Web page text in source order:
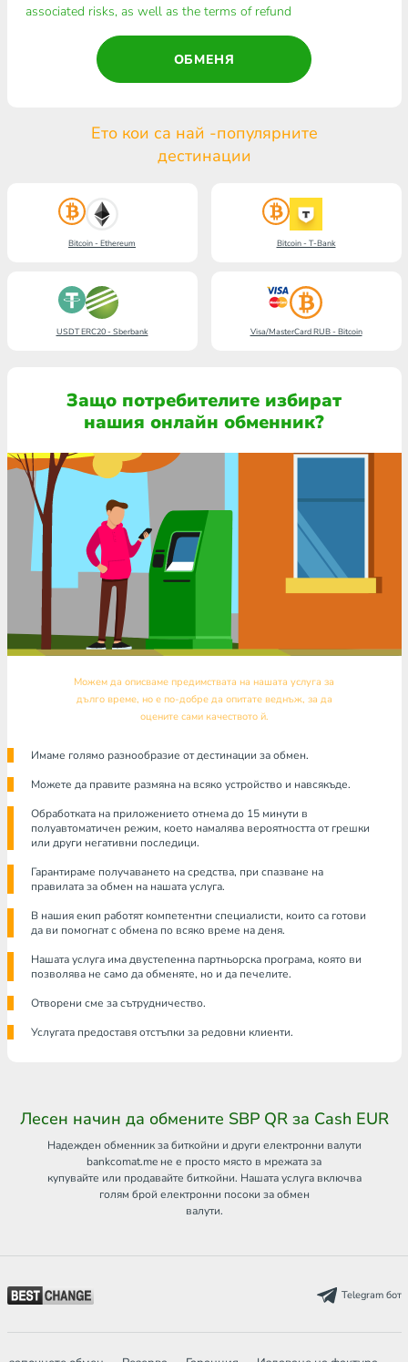
associated risks, as well as the terms of refund
ОБМЕНЯ
Ето кои са най -популярните
дестинации
Bitcoin - Ethereum Bitcoin - T-Bank
USDT ERC20 - Sberbank Visa/MasterCard RUB - Bitcoin
Защо потребителите избират
нашия онлайн обменник?
Можем да описваме предимствата на нашата услуга за
дълго време, но е по-добре да опитате веднъж, за да
оцените сами качеството й.
Имаме голямо разнообразие от дестинации за обмен.
Можете да правите размяна на всяко устройство и навсякъде.
Обработката на приложението отнема до 15 минути в
полуавтоматичен режим, което намалява вероятността от грешки
или други негативни последици.
Гарантираме получаването на средства, при спазване на
правилата за обмен на нашата услуга.
В нашия екип работят компетентни специалисти, които са готови
да ви помогнат с обмена по всяко време на деня.
Нашата услуга има двустепенна партньорска програма, която ви
позволява не само да обменяте, но и да печелите.
Отворени сме за сътрудничество.
Услугата предоставя отстъпки за редовни клиенти.
Лесен начин да обмените SBP QR за Cash EUR
Надежден обменник за биткойни и други електронни валути
bankcomat.me не е просто място в мрежата за
купувайте или продавайте биткойни. Нашата услуга включва
голям брой електронни посоки за обмен
валути.
Telegram бот